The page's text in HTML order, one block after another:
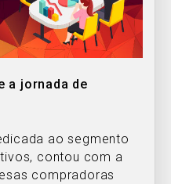
a jornada de
ao segmento
contou com a
compradoras